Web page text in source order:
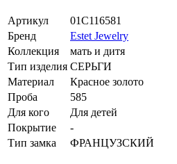
Артикул
01С116581
Бренд
Estet Jewelry
Коллекция
мать и дитя
Тип изделия СЕРЬГИ
Материал
Красное золото
Проба
585
Для кого
Для детей
Покрытие
-
Тип замка
ФРАНЦУЗСКИЙ